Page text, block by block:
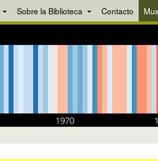
Sobre la Biblioteca Contacto